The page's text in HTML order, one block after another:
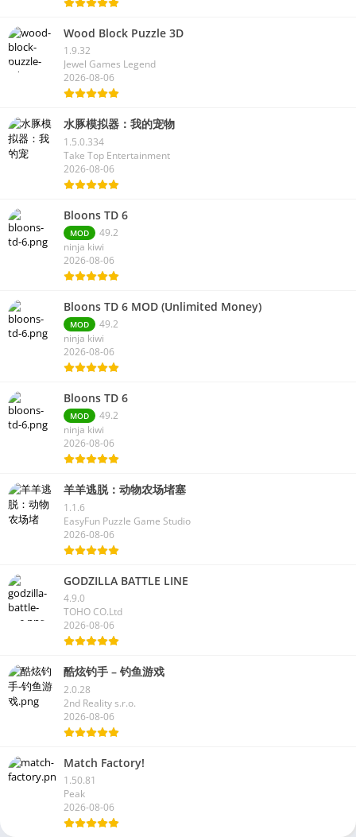
Wood Block Puzzle 3D
1.9.32
Jewel Games Legend
2026-08-06
水豚模拟器：我的宠物
1.5.0.334
Take Top Entertainment
2026-08-06
Bloons TD 6
MOD
49.2
ninja kiwi
2026-08-06
Bloons TD 6 MOD (Unlimited Money)
MOD
49.2
ninja kiwi
2026-08-06
Bloons TD 6
MOD
49.2
ninja kiwi
2026-08-06
羊羊逃脱：动物农场堵塞
1.1.6
EasyFun Puzzle Game Studio
2026-08-06
GODZILLA BATTLE LINE
4.9.0
TOHO CO.Ltd
2026-08-06
酷炫钓手 – 钓鱼游戏
2.0.28
2nd Reality s.r.o.
2026-08-06
Match Factory!
1.50.81
Peak
2026-08-06